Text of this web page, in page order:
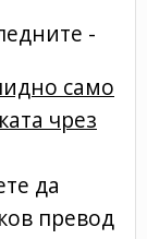
-
само
чрез
да
превод